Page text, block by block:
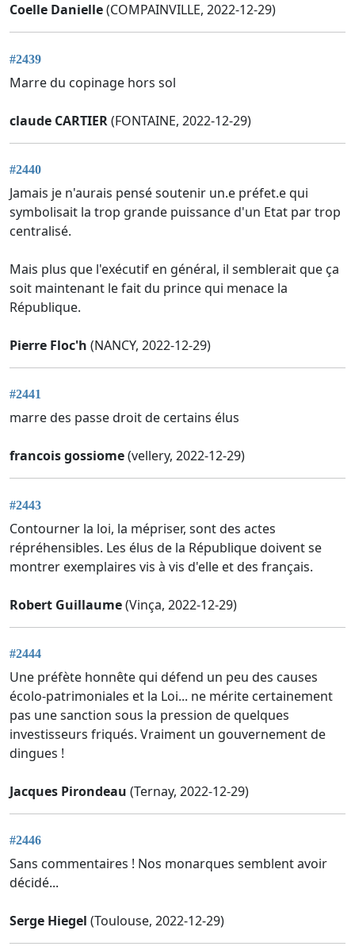
Coelle Danielle(COMPAINVILLE, 2022-12-29)
#2439
Marre du copinage hors sol
claude CARTIER(FONTAINE, 2022-12-29)
#2440
Jamais je n'aurais pensé soutenir un.e préfet.e qui
symbolisait la trop grande puissance d'un Etat par trop
centralisé.
Mais plus que l'exécutif en général, il semblerait que ça
soit maintenant le fait du prince qui menace la
République.
Pierre Floc'h (NANCY, 2022-12-29)
#2441
marre des passe droit de certains élus
francois gossiome(vellery, 2022-12-29)
#2443
Contourner la loi, la mépriser, sont des actes
répréhensibles. Les élus de la République doivent se
montrer exemplaires vis à vis d'elle et des français.
Robert Guillaume(Vinça, 2022-12-29)
#2444
Une préfète honnête qui défend un peu des causes
écolo-patrimoniales et la Loi... ne mérite certainement
pas une sanction sous la pression de quelques
investisseurs friqués. Vraiment un gouvernement de
dingues !
Jacques Pirondeau (Ternay, 2022-12-29)
#2446
Sans commentaires ! Nos monarques semblent avoir
décidé...
Serge Hiegel (Toulouse, 2022-12-29)